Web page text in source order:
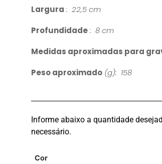
Largura : 22,5 cm
Profundidade: 8 cm
Medidas aproximadas para
Peso aproximado (g): 158
Informe abaixo a quantidade
necessário.
Cor